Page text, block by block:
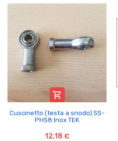

Cuscinetto (testa a snodo) SS-
PHS8 Inox TEK
12,18 €